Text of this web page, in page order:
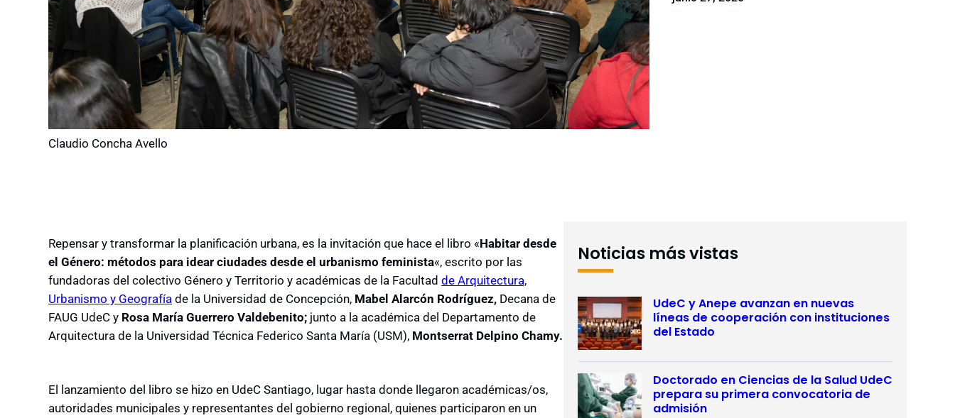
Claudio Concha Avello
Repensar y transformar la planificación urbana, es la invitación que hace el libro «Habitar desde
el Género: métodos para idear ciudades desde el urbanismo feminista«, escrito por las
fundadoras del colectivo Género y Territorio y académicas de la Facultad de Arquitectura,
Urbanismo y Geografía de la Universidad de Concepción, Mabel Alarcón Rodríguez, Decana de
FAUG UdeC y Rosa María Guerrero Valdebenito; junto a la académica del Departamento de
Arquitectura de la Universidad Técnica Federico Santa María (USM), Montserrat Delpino Chamy.
El lanzamiento del libro se hizo en UdeC Santiago, lugar hasta donde llegaron académicas/os,
autoridades municipales y representantes del gobierno regional, quienes participaron en un
Noticias más vistas
UdeC y Anepe avanzan en nuevas
líneas de cooperación con instituciones
del Estado
Doctorado en Ciencias de la Salud UdeC
prepara su primera convocatoria de
admisión